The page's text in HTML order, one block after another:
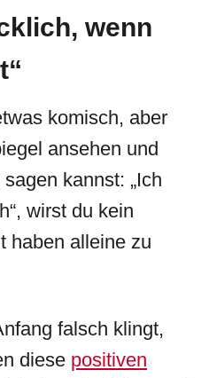
wenn
komisch, aber
ansehen und
kannst: „Ich
wirst du kein
haben alleine zu
falsch klingt,
diese positiven